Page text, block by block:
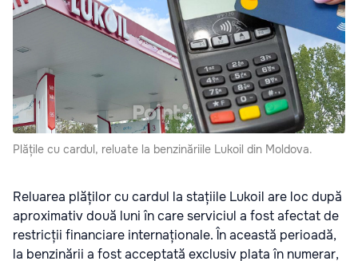
Plățile cu cardul, reluate la benzinăriile Lukoil din Moldova.
Reluarea plăților cu cardul la stațiile Lukoil are loc după
aproximativ două luni în care serviciul a fost afectat de
restricții financiare internaționale. În această perioadă,
la benzinării a fost acceptată exclusiv plata în numerar,